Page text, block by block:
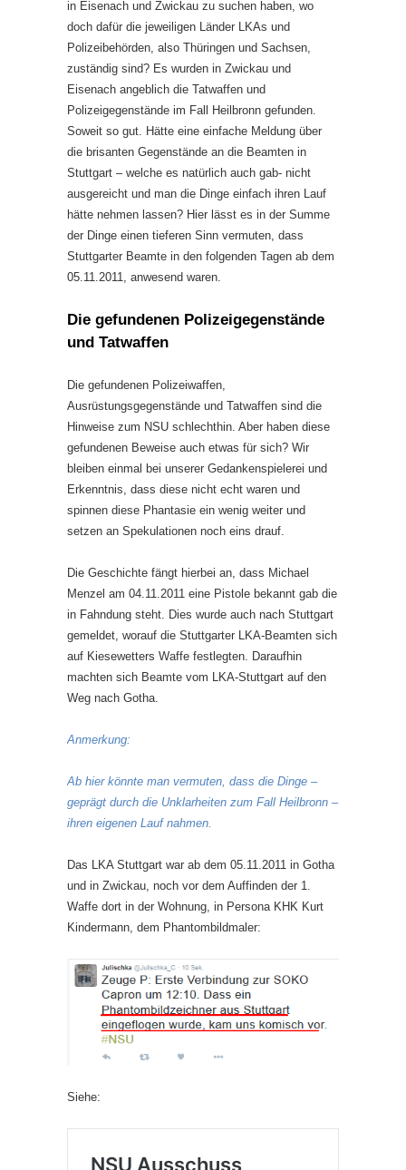
in Eisenach und Zwickau zu suchen haben, wo
doch dafür die jeweiligen Länder LKAs und
Polizeibehörden, also Thüringen und Sachsen,
zuständig sind? Es wurden in Zwickau und
Eisenach angeblich die Tatwaffen und
Polizeigegenstände im Fall Heilbronn gefunden.
Soweit so gut. Hätte eine einfache Meldung über
die brisanten Gegenstände an die Beamten in
Stuttgart – welche es natürlich auch gab- nicht
ausgereicht und man die Dinge einfach ihren Lauf
hätte nehmen lassen? Hier lässt es in der Summe
der Dinge einen tieferen Sinn vermuten, dass
Stuttgarter Beamte in den folgenden Tagen ab dem
05.11.2011, anwesend waren.
Die gefundenen Polizeigegenstände
und Tatwaffen
Die gefundenen Polizeiwaffen,
Ausrüstungsgegenstände und Tatwaffen sind die
Hinweise zum NSU schlechthin. Aber haben diese
gefundenen Beweise auch etwas für sich? Wir
bleiben einmal bei unserer Gedankenspielerei und
Erkenntnis, dass diese nicht echt waren und
spinnen diese Phantasie ein wenig weiter und
setzen an Spekulationen noch eins drauf.
Die Geschichte fängt hierbei an, dass Michael
Menzel am 04.11.2011 eine Pistole bekannt gab die
in Fahndung steht. Dies wurde auch nach Stuttgart
gemeldet, worauf die Stuttgarter LKA-Beamten sich
auf Kiesewetters Waffe festlegten. Daraufhin
machten sich Beamte vom LKA-Stuttgart auf den
Weg nach Gotha.
Anmerkung:
Ab hier könnte man vermuten, dass die Dinge –
geprägt durch die Unklarheiten zum Fall Heilbronn –
ihren eigenen Lauf nahmen.
Das LKA Stuttgart war ab dem 05.11.2011 in Gotha
und in Zwickau, noch vor dem Auffinden der 1.
Waffe dort in der Wohnung, in Persona KHK Kurt
Kindermann, dem Phantombildmaler:
Siehe: